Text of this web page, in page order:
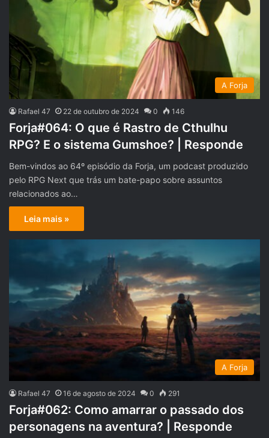
A Forja
Rafael 47 22 de outubro de 2024 0 146
Forja#064: O que é Rastro de Cthulhu
RPG? E o sistema Gumshoe? | Responde
Bem-vindos ao 64º episódio da Forja, um podcast produzido
pelo RPG Next que trás um bate-papo sobre assuntos
relacionados ao…
Leia mais »
A Forja
Rafael 47 16 de agosto de 2024 0 291
Forja#062: Como amarrar o passado dos
personagens na aventura? | Responde